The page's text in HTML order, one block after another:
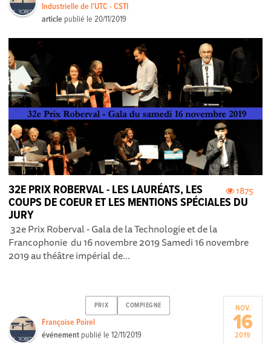
Industrielle de l'UTC - CSTI
article publié le20/11/2019
1875
32E PRIX ROBERVAL - LES LAURÉATS, LES
COUPS DE COEUR ET LES MENTIONS SPÉCIALES DU
JURY
32e Prix Roberval - Gala de la Technologie et de la
Francophonie du 16 novembre 2019 Samedi 16 novembre
2019 au théâtre impérial de...
PRIX COMPIEGNE
Françoise Poirel
événement publié le12/11/2019
NOV.
16
2019